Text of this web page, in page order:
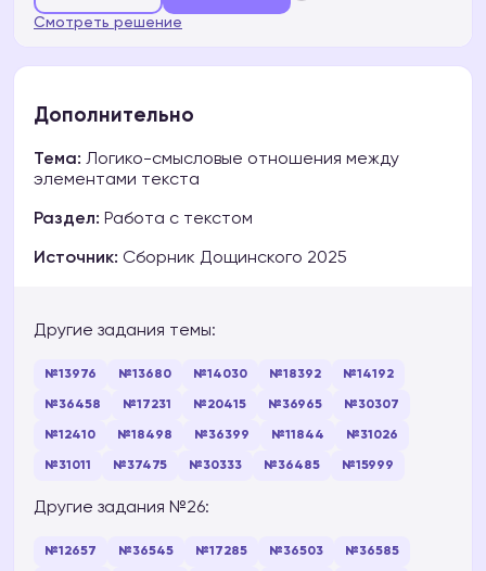
Смотреть решение
Дополнительно
Тема: Логико-смысловые отношения между
элементами текста
Раздел: Работа с текстом
Источник: Сборник Дощинского 2025
Другие задания темы:
№13976 №13680 №14030 №18392 №14192
№36458 №17231 №20415 №36965 №30307
№12410 №18498 №36399 №11844 №31026
№31011 №37475 №30333 №36485 №15999
Другие задания №26:
№12657 №36545 №17285 №36503 №36585